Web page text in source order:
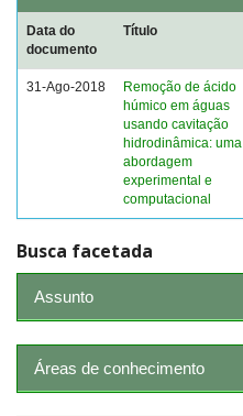
Data do
documento
Título
31-Ago-2018
Remoção de ácido
húmico em águas
usando cavitação
hidrodinâmica: uma
abordagem
experimental e
computacional
Busca facetada
Assunto
Áreas de conhecimento